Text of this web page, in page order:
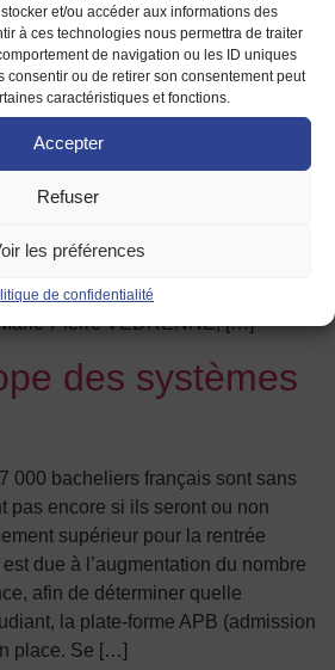
et/ou accéder aux informations des
à ces technologies nous permettra de traiter
de navigation ou les ID uniques
consentir ou de retirer son consentement peut
caractéristiques et fonctions.
Accepter
Refuser
les préférences
de confidentialité
Depuis novembre 2017, je suis
République […]
à Cleunay !
Maison de l’Europe travaille avec le
sur l’Union européenne.
européennes… tous ces thèmes ont
Le prochain rendez-vous sera
Pierre VEDRENNE, […]
des systèmes
000 bacheliers français sont sans
pas encore si ils seront ou non
supérieur pour la rentrée
due à l’augmentation du nombre
afin de déterminer quelle
la plate-forme APB (admission
place. Se […]